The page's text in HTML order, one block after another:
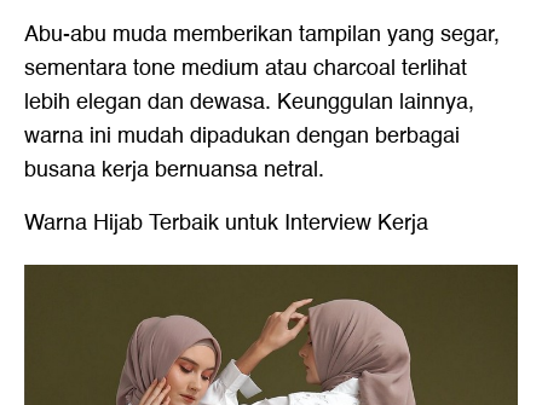
Abu-abu muda memberikan tampilan yang segar,
sementara tone medium atau charcoal terlihat
lebih elegan dan dewasa. Keunggulan lainnya,
warna ini mudah dipadukan dengan berbagai
busana kerja bernuansa netral.
Warna Hijab Terbaik untuk Interview Kerja